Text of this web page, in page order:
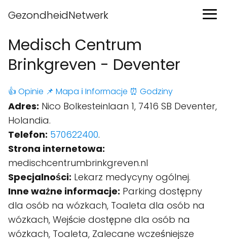
GezondheidNetwerk
Medisch Centrum
Brinkgreven - Deventer
👍 Opinie 📌 Mapa ℹ️ Informacje ⏰ Godziny
Adres: Nico Bolkesteinlaan 1, 7416 SB Deventer,
Holandia.
Telefon: 570622400.
Strona internetowa:
medischcentrumbrinkgreven.nl
Specjalności: Lekarz medycyny ogólnej.
Inne ważne informacje: Parking dostępny
dla osób na wózkach, Toaleta dla osób na
wózkach, Wejście dostępne dla osób na
wózkach, Toaleta, Zalecane wcześniejsze